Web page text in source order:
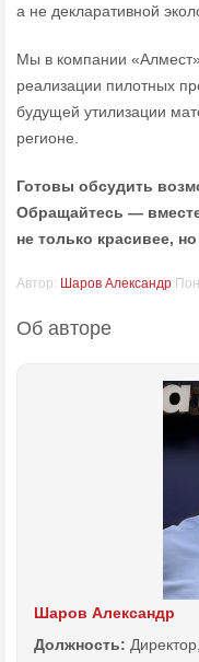
а не декларативной
Мы в компании «Алмест»
реализации пилотных
будущей утилизации
регионе.
Готовы обсудить
Обращайтесь —
не только красивее,
Автор: Шаров Александр
Об авторе
Шаров Александр
Должность: